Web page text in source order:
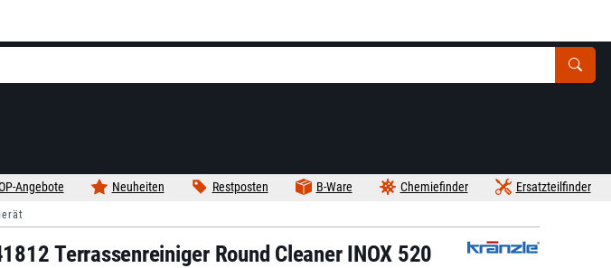
Ersatzteilfinder
Chemiefinder
B-Ware
Restposten
Neuheiten
Angebote
Terrassenreiniger Round Cleaner INOX 520